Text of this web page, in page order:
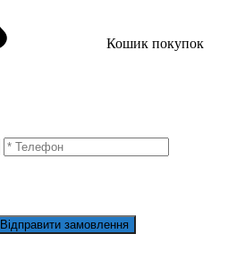
Кошик покупок
Відправити замовлення